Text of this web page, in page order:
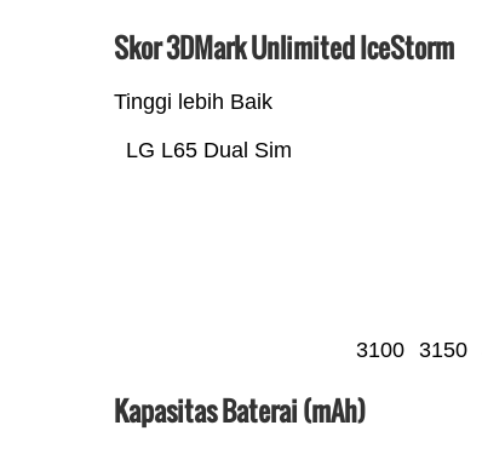
Skor 3DMark Unlimited IceStorm
Tinggi lebih Baik
LG L65 Dual Sim
3100 3150
Kapasitas Baterai (mAh)